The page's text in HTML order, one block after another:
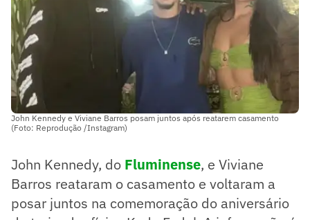
John Kennedy e Viviane Barros posam juntos após reatarem casamento
(Foto: Reprodução /Instagram)
John Kennedy, do Fluminense, e Viviane
Barros reataram o casamento e voltaram a
posar juntos na comemoração do aniversário